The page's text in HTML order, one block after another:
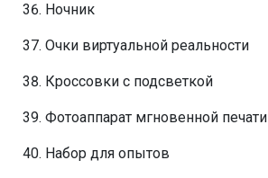
Ночник
Очки виртуальной реальности
Кроссовки с подсветкой
Фотоаппарат мгновенной печати
Набор для опытов